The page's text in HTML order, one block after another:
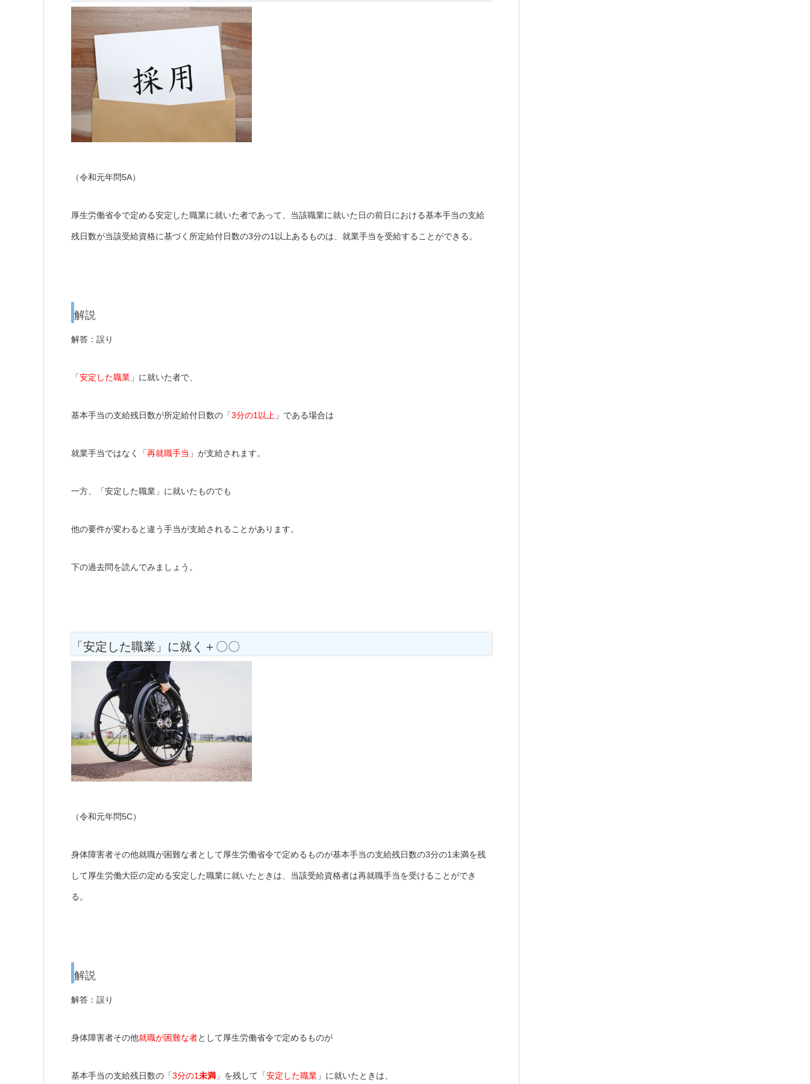
（令和元年問5A）
厚生労働省令で定める安定した職業に就いた者であって、当該職業に就いた日の前日における基本手当の支給
残日数が当該受給資格に基づく所定給付日数の3分の1以上あるものは、就業手当を受給することができる。
解説
解答：誤り
「安定した職業 」に就いた者で、
基本手当の支給残日数が所定給付日数の「3分の1以上 」 である場合は
就業手当ではなく「再就職手当 」が支給されます。
一方、「安定した職業」に就いたものでも
他の要件が変わると違う手当が支給されることがあります。
下の過去問を読んでみましょう。
「安定した職業」に就く＋〇〇
（令和元年問5C）
身体障害者その他就職が困難な者として厚生労働省令で定めるものが基本手当の支給残日数の3分の1未満を残
して厚生労働大臣の定める安定した職業に就いたときは、当該受給資格者は再就職手当を受けることができ
る。
解説
解答：誤り
身体障害者その他就職が困難な者として厚生労働省令で定めるものが
基本手当の支給残日数の「3分の1未満 」を残して「安定した職業 」に就いたときは、